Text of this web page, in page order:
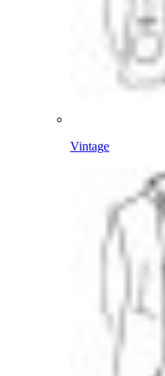
Vintage